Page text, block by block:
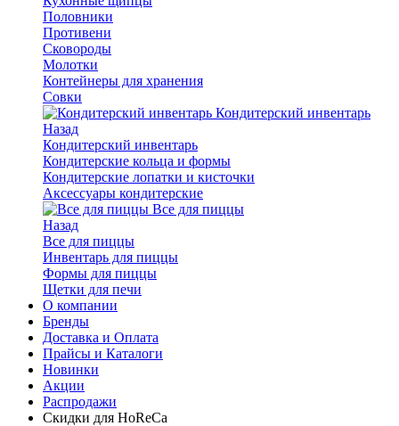
Половники
Противени
Сковороды
Молотки
Контейнеры для хранения
Совки
Кондитерский инвентарь
Назад
Кондитерский инвентарь
Кондитерские кольца и формы
Кондитерские лопатки и кисточки
Аксессуары кондитерские
Все для пиццы
Назад
Все для пиццы
Инвентарь для пиццы
Формы для пиццы
Щетки для печи
О компании
Бренды
Доставка и Оплата
Прайсы и Каталоги
Новинки
Акции
Распродажи
Скидки для HoReCa